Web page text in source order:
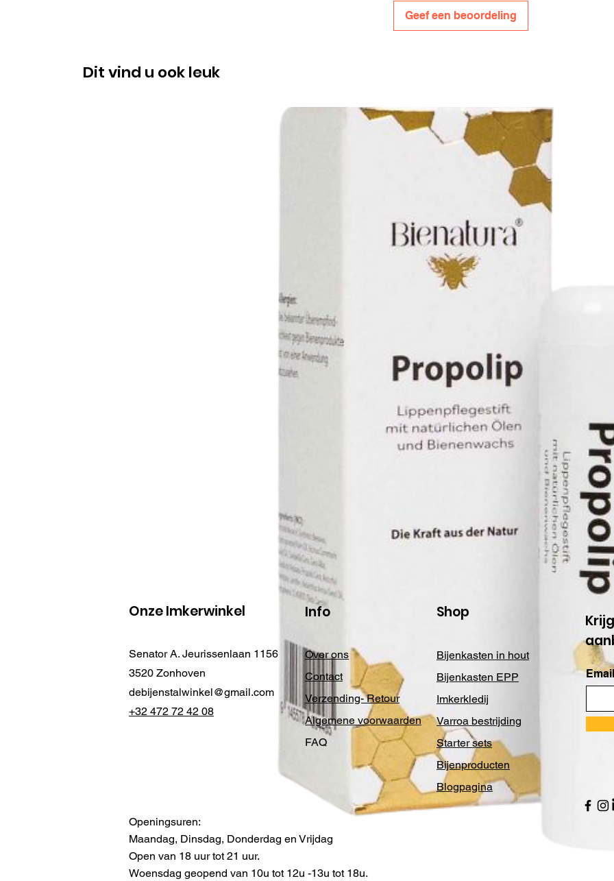
Geef een beoordeling
Dit vind u ook leuk
Onze Imkerwinkel
Senator A. Jeurissenlaan 1156
3520 Zonhoven
debijenstalwinkel@gmail.com
+32 472 72 42 08
Info
Over ons
Contact
Verzending- Retour
Algemene voorwaarden
FAQ
Shop
Bijenkasten in hout
Bijenkasten EPP
Imkerkledij
Varroa bestrijding
Starter sets
Bijenproducten
Blogpagina
Openingsuren:
Maandag, Dinsdag, Donderdag en Vrijdag
Open van 18 uur tot 21 uur.
Woensdag geopend van 10u tot 12u -13u tot 18u.